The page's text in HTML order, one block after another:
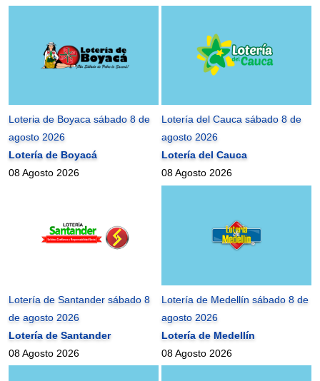
Loteria de Boyaca sábado 8 de
agosto 2026
Lotería de Boyacá
08 Agosto 2026
Lotería del Cauca sábado 8 de
agosto 2026
Lotería del Cauca
08 Agosto 2026
Lotería de Santander sábado 8
de agosto 2026
Lotería de Santander
08 Agosto 2026
Lotería de Medellín sábado 8 de
agosto 2026
Lotería de Medellín
08 Agosto 2026